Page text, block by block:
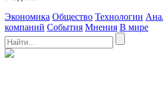
Экономика Общество Технологии
компаний События Мнения В мире